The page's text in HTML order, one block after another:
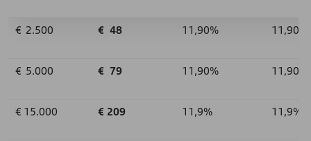
€ 2.500 € 48 11,90% 11,90%
€ 5.000 € 79 11,90% 11,90%
€ 15.000 € 209 11,9% 11,9%